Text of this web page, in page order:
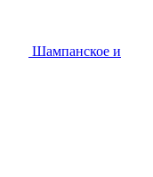
Шампанское и